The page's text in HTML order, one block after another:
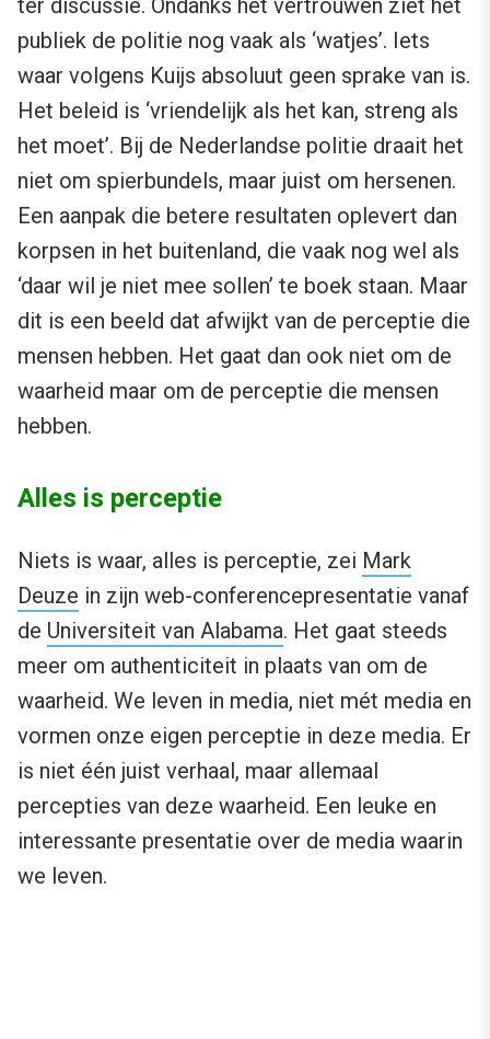
ter discussie. Ondanks het vertrouwen ziet het
publiek de politie nog vaak als ‘watjes’. Iets
waar volgens Kuijs absoluut geen sprake van is.
Het beleid is ‘vriendelijk als het kan, streng als
het moet’. Bij de Nederlandse politie draait het
niet om spierbundels, maar juist om hersenen.
Een aanpak die betere resultaten oplevert dan
korpsen in het buitenland, die vaak nog wel als
‘daar wil je niet mee sollen’ te boek staan. Maar
dit is een beeld dat afwijkt van de perceptie die
mensen hebben. Het gaat dan ook niet om de
waarheid maar om de perceptie die mensen
hebben.
Alles is perceptie
Niets is waar, alles is perceptie, zei Mark
Deuze in zijn web-conferencepresentatie vanaf
de Universiteit van Alabama. Het gaat steeds
meer om authenticiteit in plaats van om de
waarheid. We leven in media, niet mét media en
vormen onze eigen perceptie in deze media. Er
is niet één juist verhaal, maar allemaal
percepties van deze waarheid. Een leuke en
interessante presentatie over de media waarin
we leven.